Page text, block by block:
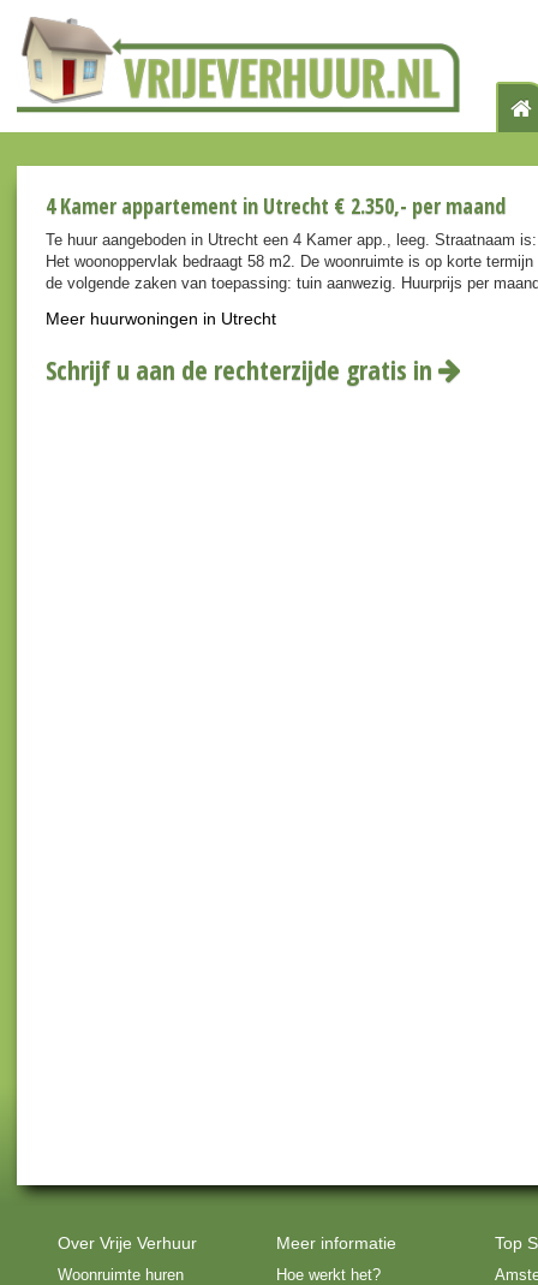
4 Kamer appartement in Utrecht € 2.350,- per maand
Te huur aangeboden in Utrecht een 4 Kamer app., leeg. Straatnaam
Het woonoppervlak bedraagt 58 m2. De woonruimte is op korte
de volgende zaken van toepassing: tuin aanwezig. Huurprijs per
Meer huurwoningen in Utrecht
Schrijf u aan de rechterzijde gratis in
Over Vrije Verhuur
Woonruimte huren
Meer informatie
Hoe werkt het?
Top